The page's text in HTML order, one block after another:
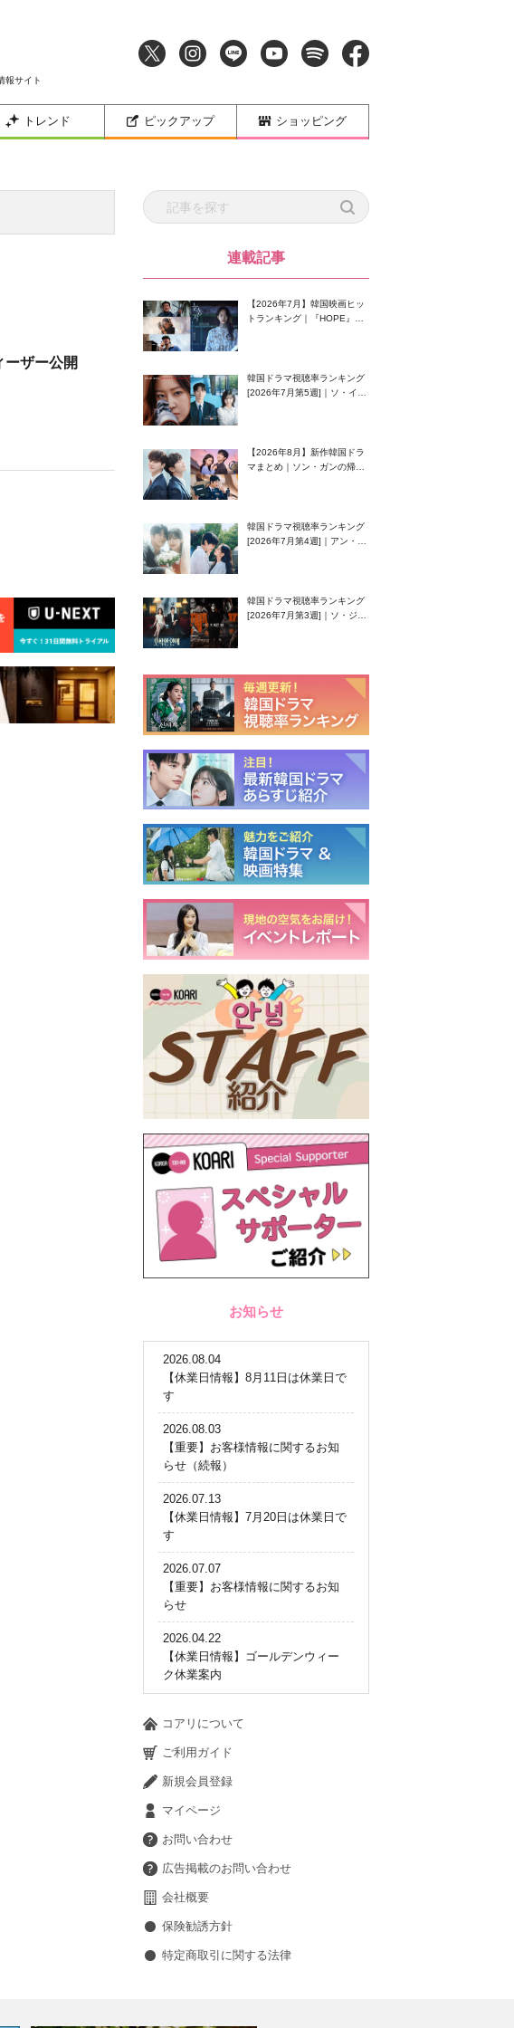
報サイト
トレンド ピックアップ ショッピング
ザー公開
連載記事
【2026年7月】韓国映画ヒッ
トランキング｜『HOPE』が
韓国ドラマ視聴率ランキング
[2026年7月第5週]｜ソ・イン
【2026年8月】新作韓国ドラ
マまとめ｜ソン・ガンの帰
韓国ドラマ視聴率ランキング
[2026年7月第4週]｜アン・ヒ
韓国ドラマ視聴率ランキング
[2026年7月第3週]｜ソ・ジソ
お知らせ
2026.08.04
【休業日情報】8月11日は休業日で
す
2026.08.03
【重要】お客様情報に関するお知
らせ（続報）
2026.07.13
【休業日情報】7月20日は休業日で
す
2026.07.07
【重要】お客様情報に関するお知
らせ
2026.04.22
【休業日情報】ゴールデンウィー
ク休業案内
コアリについて
ご利用ガイド
新規会員登録
マイページ
お問い合わせ
広告掲載のお問い合わせ
会社概要
保険勧誘方針
特定商取引に関する法律